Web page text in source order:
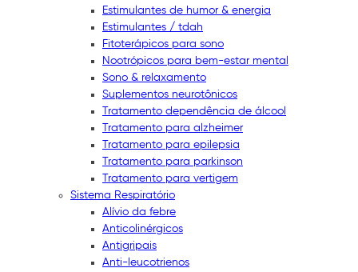
Estimulantes de humor & energia
Estimulantes / tdah
Fitoterápicos para sono
Nootrópicos para bem-estar mental
Sono & relaxamento
Suplementos neurotônicos
Tratamento dependência de álcool
Tratamento para alzheimer
Tratamento para epilepsia
Tratamento para parkinson
Tratamento para vertigem
Sistema Respiratório
Alívio da febre
Anticolinérgicos
Antigripais
Anti-leucotrienos